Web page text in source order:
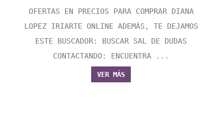
OFERTAS EN PRECIOS PARA COMPRAR DIANA
LOPEZ IRIARTE ONLINE ADEMÁS, TE DEJAMOS
ESTE BUSCADOR: BUSCAR SAL DE DUDAS
CONTACTANDO: ENCUENTRA ...
VER MÁS